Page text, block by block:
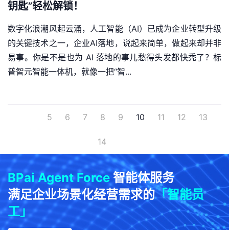
钥匙”轻松解锁！
数字化浪潮风起云涌，人工智能（AI）已成为企业转型升级
的关键技术之一，企业AI落地，说起来简单，做起来却并非
易事。你是不是也为 AI 落地的事儿愁得头发都快秃了？标
普智元智能一体机，就像一把“智...
5 6 7 8 9 10 11 12 13
14
BPai Agent Force 智能体服务
满足企业场景化经营需求的「智能员
工」